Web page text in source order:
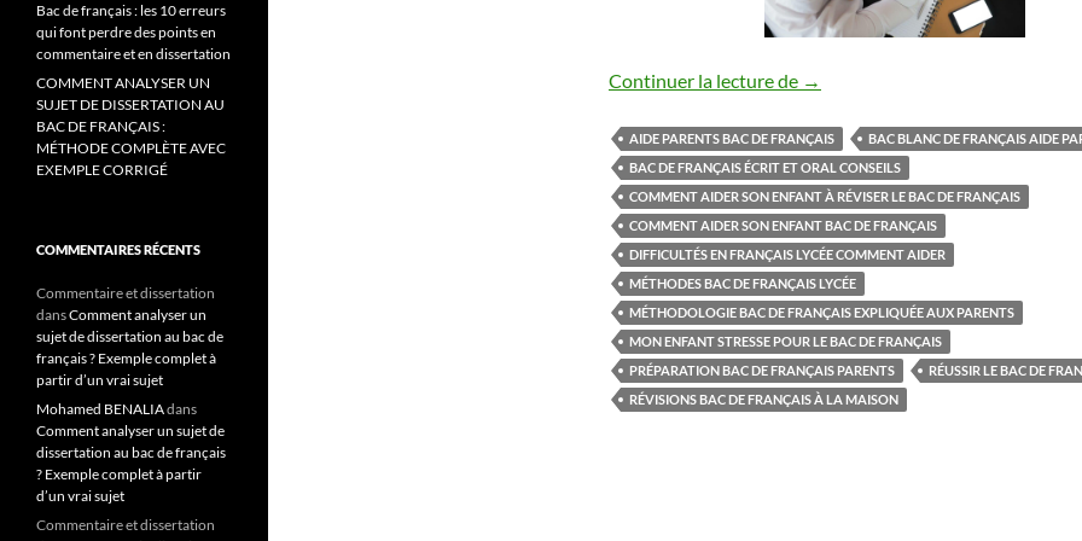
Continuer la lecture de Comment aider son enfant à
→
AIDE PARENTS BAC DE FRANÇAIS
BAC BLANC DE FRANÇAIS AIDE
BAC DE FRANÇAIS ÉCRIT ET ORAL CONSEILS
COMMENT AIDER SON ENFANT À RÉVISER LE BAC DE FRANÇAIS
COMMENT AIDER SON ENFANT BAC DE FRANÇAIS
DIFFICULTÉS EN FRANÇAIS LYCÉE COMMENT AIDER
MÉTHODES BAC DE FRANÇAIS LYCÉE
MÉTHODOLOGIE BAC DE FRANÇAIS EXPLIQUÉE AUX PARENTS
MON ENFANT STRESSE POUR LE BAC DE FRANÇAIS
PRÉPARATION BAC DE FRANÇAIS PARENTS
RÉUSSIR LE BAC DE
RÉVISIONS BAC DE FRANÇAIS À LA MAISON
Bac de français : les 10 erreurs
qui font perdre des points en
commentaire et en dissertation
COMMENT ANALYSER UN
SUJET DE DISSERTATION AU
BAC DE FRANÇAIS :
MÉTHODE COMPLÈTE AVEC
EXEMPLE CORRIGÉ
COMMENTAIRES RÉCENTS
Commentaire et dissertation
dansComment analyser un
sujet de dissertation au bac de
français ? Exemple complet à
partir d’un vrai sujet
Mohamed BENALIAdans
Comment analyser un sujet de
dissertation au bac de français
? Exemple complet à partir
d’un vrai sujet
Commentaire et dissertation